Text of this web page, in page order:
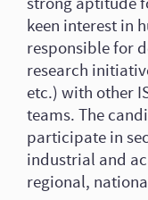
keen interest in
responsible for
research
etc.) with other
teams. The
participate in
industrial and
regional,